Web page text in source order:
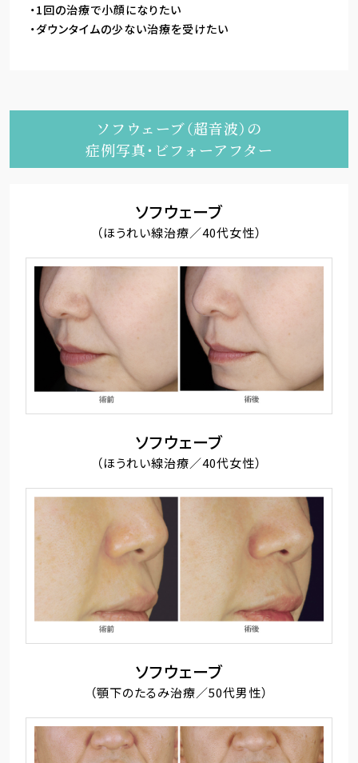
1回の治療で小顔になりたい
ダウンタイムの少ない治療を受けたい
ソフウェーブ（超音波）の
症例写真・ビフォーアフター
ソフウェーブ
（ほうれい線治療／40代女性）
ソフウェーブ
（ほうれい線治療／40代女性）
ソフウェーブ
（顎下のたるみ治療／50代男性）